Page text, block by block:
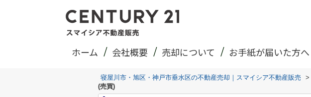
ホーム 会社概要 売却について お手紙が届いた方へ
寝屋川市・旭区・神戸市垂水区の不動産売却｜スマイシア不動産販売 >
(売買)